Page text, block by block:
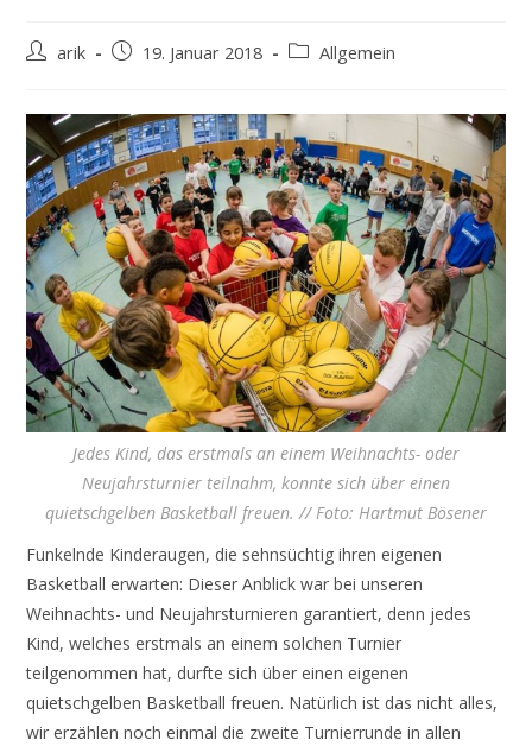
Beitrags-
arik
Beitrag19. Januar 2018
Beitrags-
Allgemein
Jedes Kind, das erstmals an einem Weihnachts- oder
Neujahrsturnier teilnahm, konnte sich über einen
quietschgelben Basketball freuen. // Foto: Hartmut Bösener
Funkelnde Kinderaugen, die sehnsüchtig ihren eigenen
Basketball erwarten: Dieser Anblick war bei unseren
Weihnachts- und Neujahrsturnieren garantiert, denn jedes
Kind, welches erstmals an einem solchen Turnier
teilgenommen hat, durfte sich über einen eigenen
quietschgelben Basketball freuen. Natürlich ist das nicht alles,
wir erzählen noch einmal die zweite Turnierrunde in allen